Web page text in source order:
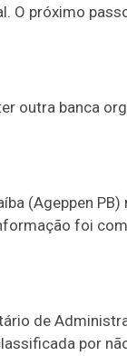
O próximo
outra banca
(Ageppen PB)
foi
de
por